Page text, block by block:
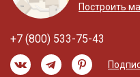
Построить
+7 (800) 533-75-43